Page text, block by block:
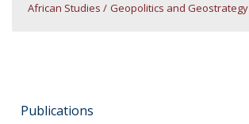
African Studies Geopolitics and Geostrategy
Publications